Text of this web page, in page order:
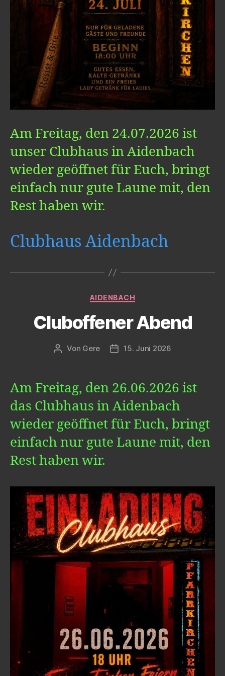
Am Freitag, den 24.07.2026 ist
unser Clubhaus in Aidenbach
wieder geöffnet für Euch, bringt
einfach nur gute Laune mit, den
Rest haben wir.
Clubhaus Aidenbach
Kategorien
AIDENBACH
Cluboffener Abend
Beitragsautor
Von Gere Veröffentlichungsdatum
15. Juni 2026
Am Freitag, den 26.06.2026 ist
das Clubhaus in Aidenbach
wieder geöffnet für Euch, bringt
einfach nur gute Laune mit, den
Rest haben wir.